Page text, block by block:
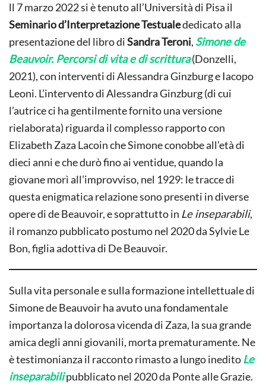
DE
BEAUVOIR
ll 7 marzo 2022 si è tenuto all’Università di Pisa il
Seminario d’Interpretazione Testualededicato alla
presentazione del libro diSandra Teroni, Simone de
Beauvoir. Percorsi di vita e di scrittura(Donzelli,
2021), con interventi di Alessandra Ginzburg e Iacopo
Leoni. L’intervento di Alessandra Ginzburg (di cui
l’autrice ci ha gentilmente fornito una versione
rielaborata) riguarda il complesso rapporto con
Elizabeth Zaza Lacoin che Simone conobbe all’età di
dieci anni e che durò fino ai ventidue, quando la
giovane morì all’improvviso, nel 1929: le tracce di
questa enigmatica relazione sono presenti in diverse
opere di de Beauvoir, e soprattutto in Le inseparabili,
il romanzo pubblicato postumo nel 2020 da Sylvie Le
Bon, figlia adottiva di De Beauvoir.
Sulla vita personale e sulla formazione intellettuale di
Simone de Beauvoir ha avuto una fondamentale
importanza la dolorosa vicenda di Zaza, la sua grande
amica degli anni giovanili, morta prematuramente. Ne
è testimonianza il racconto rimasto a lungo ineditoLe
inseparabilipubblicato nel 2020 da Ponte alle Grazie.